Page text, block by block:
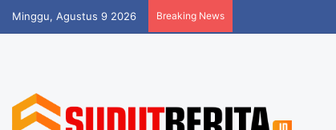
Minggu, Agustus 9 2026 Breaking News